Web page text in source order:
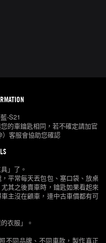
-S21
的車鑰匙相同，若不確定請加官
客服會協助您確認
」了。
平常每天丟包包、塞口袋、放桌
其之後賣車時，鑰匙如果看起來
主沒在顧車，連中古車價都有可
衣服」。
不同品牌、不同車款，製作真正